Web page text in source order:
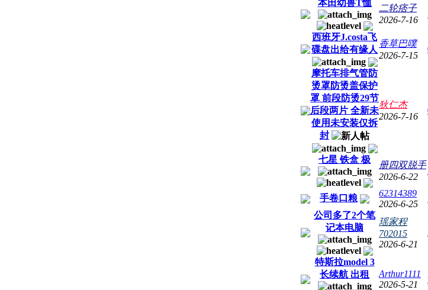
本田幼兽T恤
二轮痞子
2026-7-16
西班牙J.costa飞
碟盘出给有缘人
香草巴噗
2026-7-15
摩托车排气管防
烫罩防烫盖保护
罩 前段防烫29节
后段两片 全新未
使用未安装仅拆
封
狄仁杰
2026-7-16
七星 铁盒 极
册四双脱手
2026-6-22
手卷口粮
62314389
2026-6-25
公司多了2个笔
记本电脑
瑶家程
702015
2026-6-21
特斯拉model 3
长续航 出租
Arthur1111
2026-5-21